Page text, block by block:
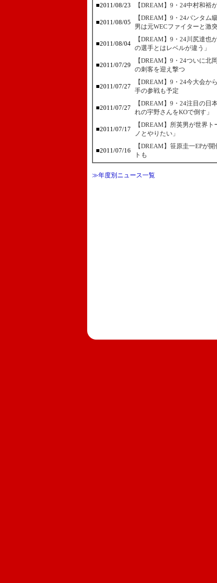
■2011/08/23 【DREAM】9・24中村和裕
■2011/08/05
【DREAM】9・24バンタム
男は元WECファイターと激
■2011/08/04
【DREAM】9・24川尻達也
の選手とはレベルが違う」
■2011/07/29
【DREAM】9・24ついに北
の刺客を迎え撃つ
■2011/07/27
【DREAM】9・24今大会か
手の参戦も予定
■2011/07/27
【DREAM】9・24注目の日
れの宇野さんをKOで倒す」
■2011/07/17
【DREAM】所英男が世界
ノとやりたい」
■2011/07/16
【DREAM】笹原圭一EPが
トも
≫年度別ニュース一覧